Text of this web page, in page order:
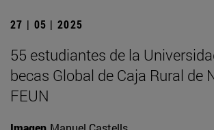
27 | 05 | 2025
55 estudiantes de la
becas Global de Caja Rural de
FEUN